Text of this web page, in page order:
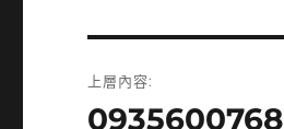
章
上層內容:
0935600768